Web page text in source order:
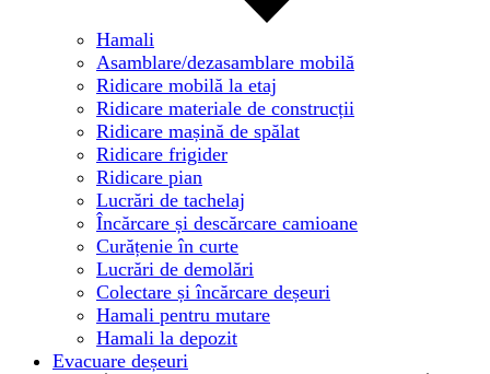
Hamali
Asamblare/dezasamblare mobilă
Ridicare mobilă la etaj
Ridicare materiale de construcții
Ridicare mașină de spălat
Ridicare frigider
Ridicare pian
Lucrări de tachelaj
Încărcare și descărcare camioane
Curățenie în curte
Lucrări de demolări
Colectare și încărcare deșeuri
Hamali pentru mutare
Hamali la depozit
Evacuare deșeuri